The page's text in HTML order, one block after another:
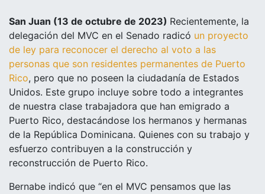
San Juan (13 de octubre de 2023) Recientemente, la
delegación del MVC en el Senado radicó un proyecto
de ley para reconocer el derecho al voto a las
personas que son residentes permanentes de Puerto
Rico, pero que no poseen la ciudadanía de Estados
Unidos. Este grupo incluye sobre todo a integrantes
de nuestra clase trabajadora que han emigrado a
Puerto Rico, destacándose los hermanos y hermanas
de la República Dominicana. Quienes con su trabajo y
esfuerzo contribuyen a la construcción y
reconstrucción de Puerto Rico.
Bernabe indicó que “en el MVC pensamos que las